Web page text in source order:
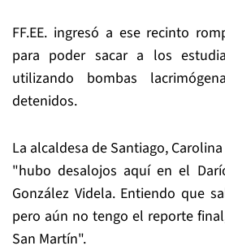
FF.EE. ingresó a ese recinto
para poder sacar a los
utilizando bombas
detenidos.
La alcaldesa de Santiago,
"hubo desalojos aquí en el
González Videla. Entiendo que
pero aún no tengo el reporte
San Martín".